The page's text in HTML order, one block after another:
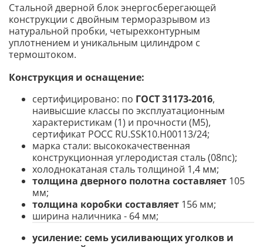
Стальной дверной блок энергосберегающей
конструкции с двойным терморазрывом из
натуральной пробки, четырехконтурным
уплотнением и уникальным цилиндром с
термоштоком.
Конструкция и оснащение:
сертифицировано: по ГОСТ 31173-2016,
наивысшие классы по эксплуатационным
характеристикам (1) и прочности (М5),
сертификат POCC RU.SSK10.H00113/24;
марка стали: высококачественная
конструкционная углеродистая сталь (08пс);
холоднокатаная сталь толщиной 1,4 мм;
толщина дверного полотна составляет 105
мм;
толщина коробки составляет 156 мм;
ширина наличника - 64 мм;
усиление: семь усиливающих уголков и